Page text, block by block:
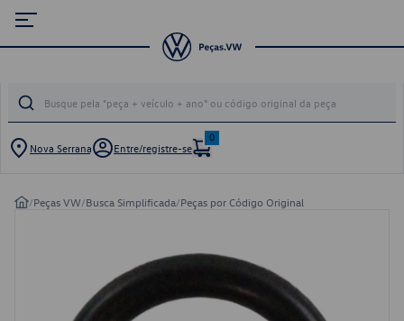
Nova Serrana Entre/registre-se
0
/Peças VW/Busca Simplificada/Peças por Código Original